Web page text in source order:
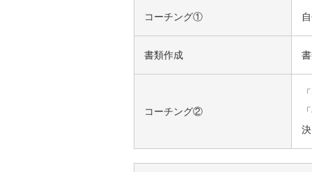
コーチング①
書類作成
コーチング②